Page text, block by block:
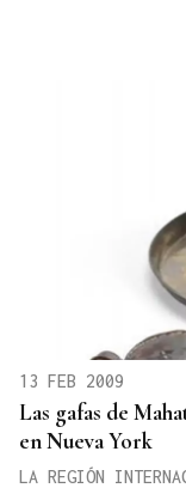
13 FEB 2009
Las gafas de
en Nueva York
LA REGIÓN